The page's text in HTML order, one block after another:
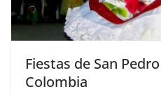
Fiestas de San
Colombia